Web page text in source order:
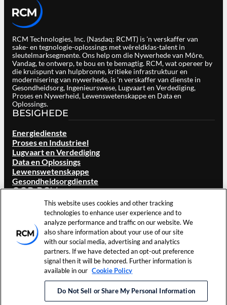
RCM Technologies, Inc. (Nasdaq: RCMT) is 'n verskaffer van
sake- en tegnologie-oplossings met wêreldklas-talent in
sleutelmarksegmente. Ons help om die Nywerhede van Môre,
Vandag, te ontwerp, te bou en te bemagtig. RCM, wat opereer by
die kruispunt van hulpbronne, kritieke infrastruktuur en
modernisering van nywerhede, is 'n verskaffer van dienste in
Gesondheidsorg, Ingenieurswese, Lugvaart en Verdediging,
Proses en Nywerheid, Lewenswetenskappe en Data en
Oplossings.
BESIGHEDE
Energiedienste
Proses en Industrieel
Lugvaart en Verdediging
Data en Oplossings
Lewenswetenskappe
Gesondheidsorgdienste
OOR RCM
Ons Handelsmerk
Liggings
Loopbane
Beleggers
Nuus en gebeure
Hulpbronne
RCM
This website uses cookies and other tracking
technologies to enhance user experience and to
analyze performance and traffic on our website. We
also share information about your use of our site
with our social media, advertising and analytics
partners. If we have detected an opt-out preference
signal then it will be honored. Further information is
available in our Cookie Policy
Do Not Sell or Share My Personal Information